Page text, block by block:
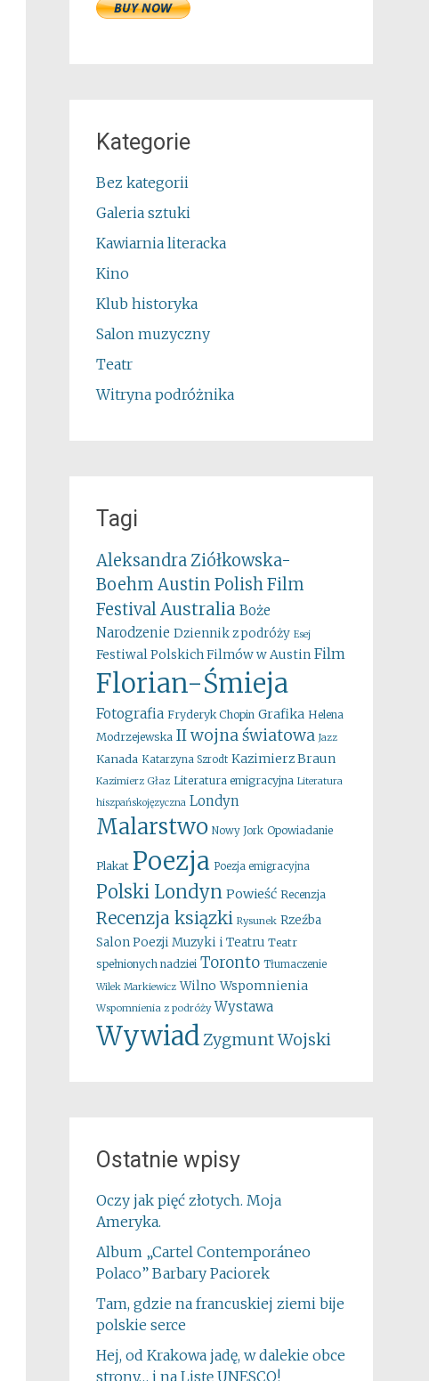
Kategorie
Bez kategorii
Galeria sztuki
Kawiarnia literacka
Kino
Klub historyka
Salon muzyczny
Teatr
Witryna podróżnika
Tagi
Aleksandra Ziółkowska-
Boehm Austin Polish Film
FestivalAustralia Boże
Narodzenie Dziennik z podróży Esej
Festiwal Polskich Filmów w Austin Film
Florian-Śmieja
Fotografia Fryderyk Chopin Grafika Helena
Modrzejewska II wojna światowa Jazz
Kanada Katarzyna Szrodt Kazimierz Braun
Kazimierz Głaz Literatura emigracyjna Literatura
hiszpańskojęzyczna Londyn
Malarstwo Nowy Jork Opowiadanie
Plakat Poezja Poezja emigracyjna
Polski Londyn Powieść Recenzja
Recenzja ksiązki Rysunek Rzeźba
Salon Poezji Muzyki i Teatru Teatr
spełnionych nadziei Toronto Tłumaczenie
Wilek Markiewicz Wilno Wspomnienia
Wspomnienia z podróży Wystawa
WywiadZygmunt Wojski
Ostatnie wpisy
Oczy jak pięć złotych. Moja
Ameryka.
Album „Cartel Contemporáneo
Polaco” Barbary Paciorek
Tam, gdzie na francuskiej ziemi bije
polskie serce
Hej, od Krakowa jadę, w dalekie obce
strony… i na Listę UNESCO!